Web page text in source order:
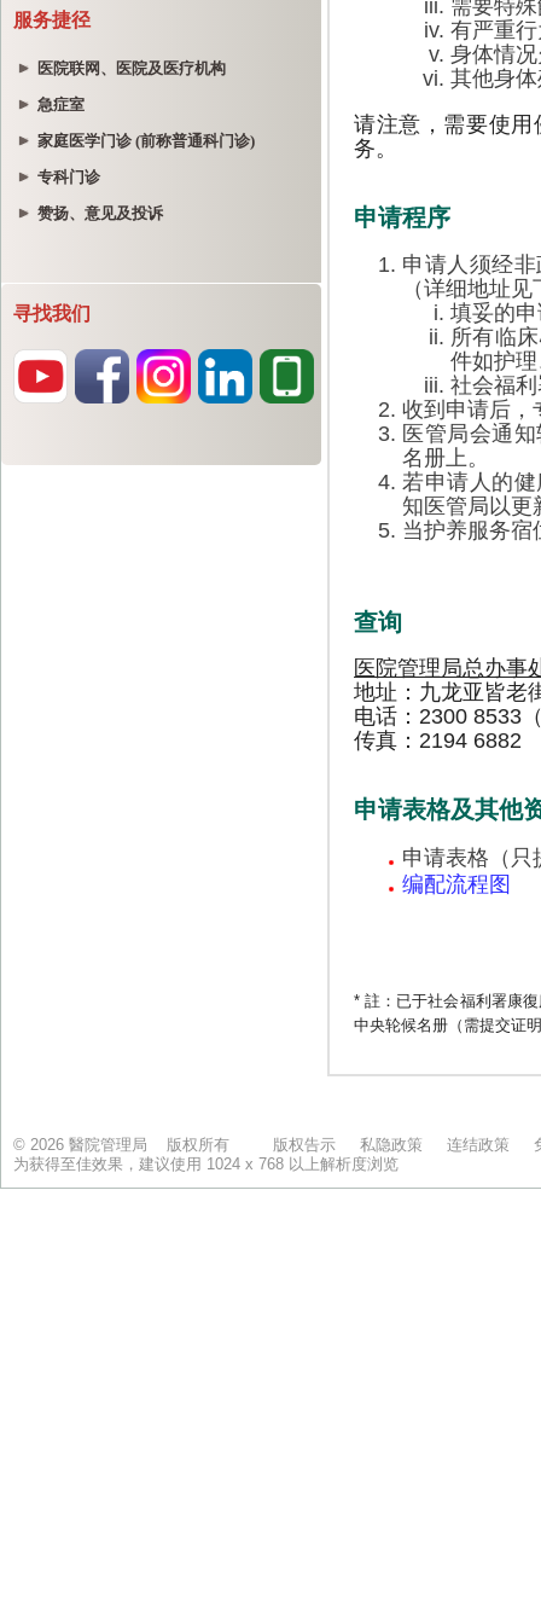
服务捷径
医院联网、医院及医疗机构
急症室
家庭医学门诊 (前称普通科门诊)
专科门诊
赞扬、意见及投诉
寻找我们
© 2026 醫院管理局 版权所有 版权告示 私隐政策 连结政策
为获得至佳效果，建议使用 1024 x 768 以上解析度浏览